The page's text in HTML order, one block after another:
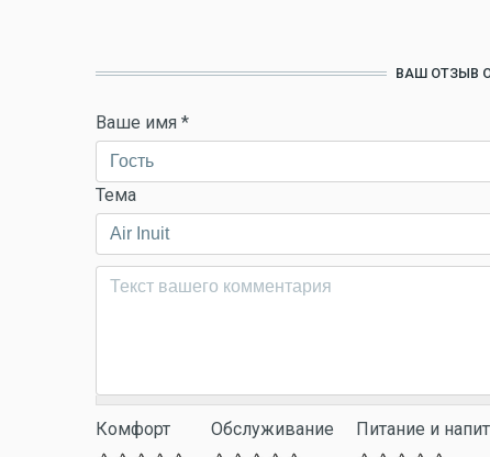
ВАШ ОТЗЫВ
Ваше имя *
Тема
Комментарий*
Комфорт Обслуживание Питание и